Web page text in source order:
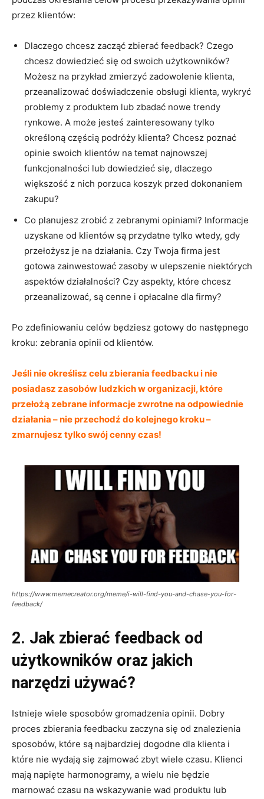
przez klientów:
Dlaczego chcesz zacząć zbierać feedback? Czego
chcesz dowiedzieć się od swoich użytkowników?
Możesz na przykład zmierzyć zadowolenie klienta,
przeanalizować doświadczenie obsługi klienta, wykryć
problemy z produktem lub zbadać nowe trendy
rynkowe. A może jesteś zainteresowany tylko
określoną częścią podróży klienta? Chcesz poznać
opinie swoich klientów na temat najnowszej
funkcjonalności lub dowiedzieć się, dlaczego
większość z nich porzuca koszyk przed dokonaniem
zakupu?
Co planujesz zrobić z zebranymi opiniami? Informacje
uzyskane od klientów są przydatne tylko wtedy, gdy
przełożysz je na działania. Czy Twoja firma jest
gotowa zainwestować zasoby w ulepszenie niektórych
aspektów działalności? Czy aspekty, które chcesz
przeanalizować, są cenne i opłacalne dla firmy?
Po zdefiniowaniu celów będziesz gotowy do następnego
kroku: zebrania opinii od klientów.
Jeśli nie określisz celu zbierania feedbacku i nie
posiadasz zasobów ludzkich w organizacji, które
przełożą zebrane informacje zwrotne na odpowiednie
działania – nie przechodź do kolejnego kroku –
zmarnujesz tylko swój cenny czas!
https://www.memecreator.org/meme/i-will-find-you-and-chase-you-for-
feedback/
2. Jak zbierać feedback od
użytkowników oraz jakich
narzędzi używać?
Istnieje wiele sposobów gromadzenia opinii. Dobry
proces zbierania feedbacku zaczyna się od znalezienia
sposobów, które są najbardziej dogodne dla klienta i
które nie wydają się zajmować zbyt wiele czasu. Klienci
mają napięte harmonogramy, a wielu nie będzie
marnować czasu na wskazywanie wad produktu lub